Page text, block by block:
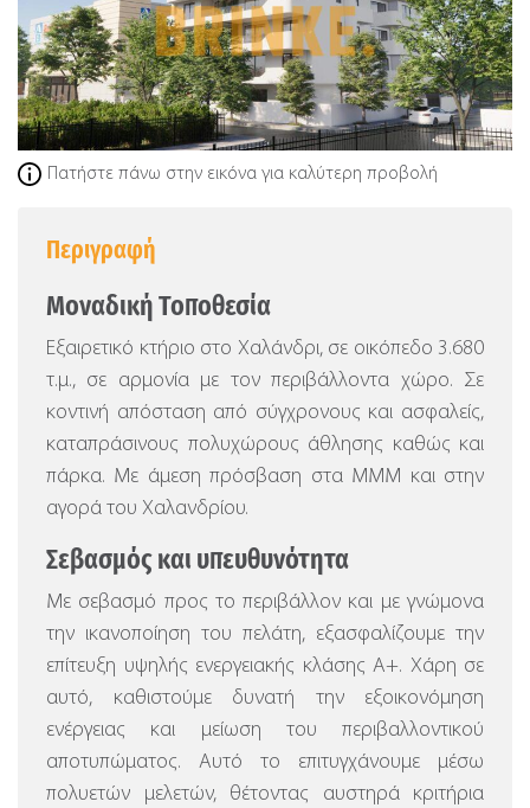
Πατήστε πάνω στην εικόνα για καλύτερη προβολή
Περιγραφή
Μοναδική Τοποθεσία
Εξαιρετικό κτήριο στο Χαλάνδρι, σε οικόπεδο 3.680
τ.μ., σε αρμονία με τον περιβάλλοντα χώρο. Σε
κοντινή απόσταση από σύγχρονους και ασφαλείς,
καταπράσινους πολυχώρους άθλησης καθώς και
πάρκα. Με άμεση πρόσβαση στα ΜΜΜ και στην
αγορά του Χαλανδρίου.
Σεβασμόςκαι υπευθυνότητα
Με σεβασμό προς το περιβάλλον και με γνώμονα
την ικανοποίηση του πελάτη, εξασφαλίζουμε την
επίτευξη υψηλής ενεργειακής κλάσης Α+. Χάρη σε
αυτό, καθιστούμε δυνατή την εξοικονόμηση
ενέργειας και μείωση του περιβαλλοντικού
αποτυπώματος. Αυτό το επιτυγχάνουμε μέσω
πολυετών μελετών, θέτοντας αυστηρά κριτήρια